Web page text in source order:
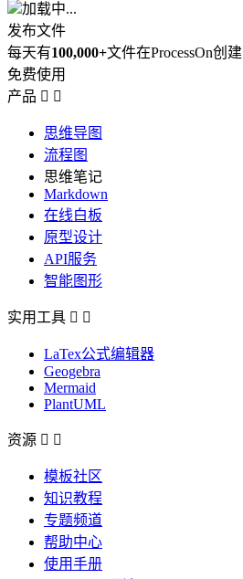
加载中...
发布文件
每天有100,000+文件在ProcessOn创建
免费使用
产品  
思维导图
流程图
思维笔记
Markdown
在线白板
原型设计
API服务
智能图形
实用工具  
LaTex公式编辑器
Geogebra
Mermaid
PlantUML
资源  
模板社区
知识教程
专题频道
帮助中心
使用手册